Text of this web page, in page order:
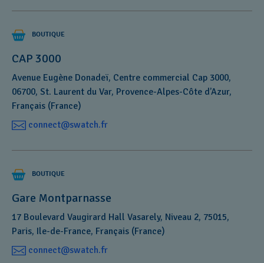
BOUTIQUE
CAP 3000
Avenue Eugène Donadeï, Centre commercial Cap 3000,
06700, St. Laurent du Var, Provence-Alpes-Côte d’Azur,
Français (France)
connect@swatch.fr
BOUTIQUE
Gare Montparnasse
17 Boulevard Vaugirard Hall Vasarely, Niveau 2, 75015,
Paris, Ile-de-France, Français (France)
connect@swatch.fr